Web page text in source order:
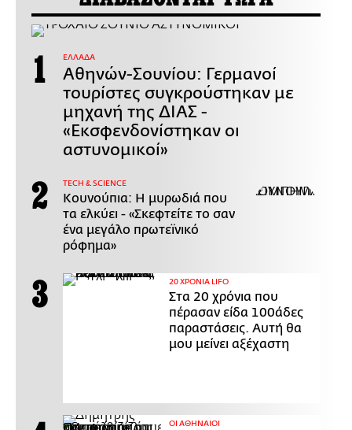
ΕΛΛΑΔΑ
Αθηνών-Σουνίου: Γερμανοί
τουρίστες συγκρούστηκαν με
μηχανή της ΔΙΑΣ -
«Εκσφενδονίστηκαν οι
αστυνομικοί»
ΤECH & SCIENCE
Κουνούπια: Η μυρωδιά που
τα ελκύει - «Σκεφτείτε το σαν
ένα μεγάλο πρωτεϊνικό
ρόφημα»
20 ΧΡΟΝΙΑ LIFO
Στα 20 χρόνια που
πέρασαν είδα 100άδες
παραστάσεις. Αυτή θα
μου μείνει αξέχαστη
ΟΙ ΑΘΗΝΑΙΟΙ